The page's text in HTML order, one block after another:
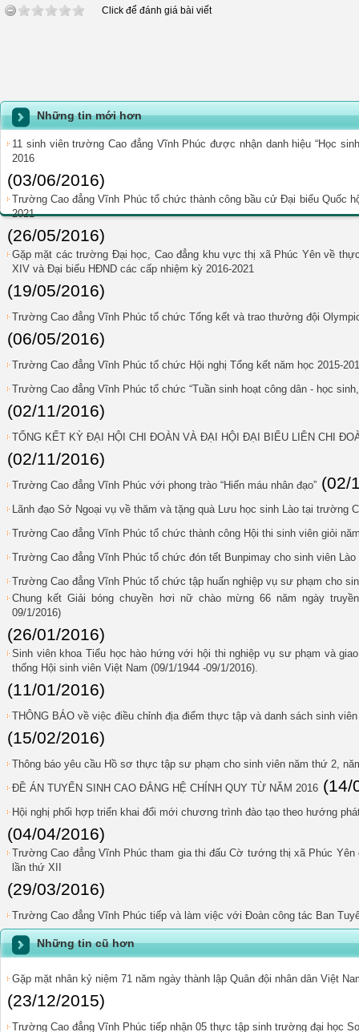
Click để đánh giá bài viết
Những tin mới hơn
11 sinh viên trường Cao đẳng Vĩnh Phúc được nhận danh hiệu “Học
2016
(03/06/2016)
Trường Cao đẳng Vĩnh Phúc tổ chức thành công bầu cử Đại biểu Quốc
2021
(26/05/2016)
Gặp mặt các trường Đại học, Cao đẳng khu vực thị xã Phúc Yên về
XIV và Đại biểu HĐND các cấp nhiệm kỳ 2016-2021
(19/05/2016)
Trường Cao đẳng Vĩnh Phúc tổ chức Tổng kết và trao thưởng đội
(06/05/2016)
Trường Cao đẳng Vĩnh Phúc tổ chức Hội nghị Tổng kết năm học 2015-
Trường Cao đẳng Vĩnh Phúc tổ chức “Tuần sinh hoạt công dân - học
(02/11/2016)
TỔNG KẾT KỲ ĐẠI HỘI CHI ĐOÀN VÀ ĐẠI HỘI ĐẠI BIỂU LIÊN CHI
(02/11/2016)
Trường Cao đẳng Vĩnh Phúc với phong trào “Hiến máu nhân đạo” (02/
Lãnh đạo Sở Ngoại vụ về thăm và tặng quà Lưu học sinh Lào tại trường
Trường Cao đẳng Vĩnh Phúc tổ chức thành công Hội thi sinh viên giỏi
Trường Cao đẳng Vĩnh Phúc tổ chức đón tết Bunpimay cho sinh viên Lào
Trường Cao đẳng Vĩnh Phúc tổ chức tập huấn nghiệp vụ sư phạm cho
Chung kết Giải bóng chuyền hơi nữ chào mừng 66 năm ngày
09/1/2016)
(26/01/2016)
Sinh viên khoa Tiểu học hào hứng với hội thi nghiệp vụ sư phạm và
thống Hội sinh viên Việt Nam (09/1/1944 -09/1/2016).
(11/01/2016)
THÔNG BÁO về việc điều chỉnh địa điểm thực tập và danh sách sinh
(15/02/2016)
Thông báo yêu cầu Hồ sơ thực tập sư phạm cho sinh viên năm thứ 2,
ĐỀ ÁN TUYỂN SINH CAO ĐẲNG HỆ CHÍNH QUY TỪ NĂM 2016 (14/
Hội nghị phối hợp triển khai đổi mới chương trình đào tạo theo hướng
(04/04/2016)
Trường Cao đẳng Vĩnh Phúc tham gia thi đấu Cờ tướng thị xã Phúc
lần thứ XII
(29/03/2016)
Trường Cao đẳng Vĩnh Phúc tiếp và làm việc với Đoàn công tác Ban
Những tin cũ hơn
Gặp mặt nhân kỷ niệm 71 năm ngày thành lập Quân đội nhân dân Việt
(23/12/2015)
Trường Cao đẳng Vĩnh Phúc tiếp nhận 05 thực tập sinh trường đại học